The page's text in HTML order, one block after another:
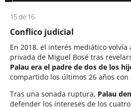
15 de 16
Conflico judicial
En 2018, el interés mediático
privada de Miguel Bosé tras
Palau era el padre de dos de los
compartido los últimos 26 años con
Tras una sonada ruptura, Palau
defender los intereses de los